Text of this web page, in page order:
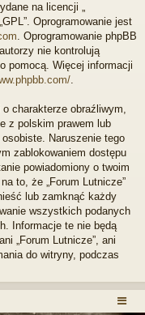
na licencji „
Oprogramowanie jest
. Oprogramowanie phpBB
nie kontrolują
pomocą. Więcej informacji
.
charakterze obraźliwym,
z polskim prawem lub
Naruszenie tego
zablokowaniem dostępu
powiadomiony o twoim
to, że „Forum Lutnicze”
lub zamknąć każdy
wszystkich podanych
Informacje te nie będą
„Forum Lutnicze”, ani
do witryny, podczas